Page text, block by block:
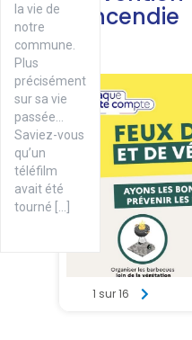
la vie de
notre
commune.
Plus
précisément
sur sa vie
passée…
Saviez-vous
qu’un
téléfilm
avait été
tourné […]